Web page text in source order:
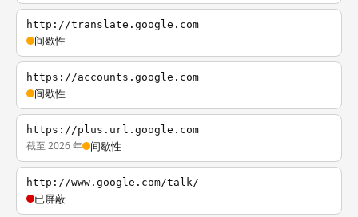
http://translate.google.com
间歇性
https://accounts.google.com
间歇性
https://plus.url.google.com
截至 2026 年 间歇性
http://www.google.com/talk/
已屏蔽